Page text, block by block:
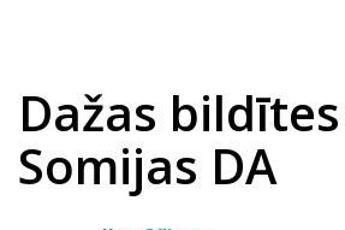
Dažas
Somijas DA